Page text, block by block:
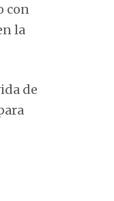
con
la
de